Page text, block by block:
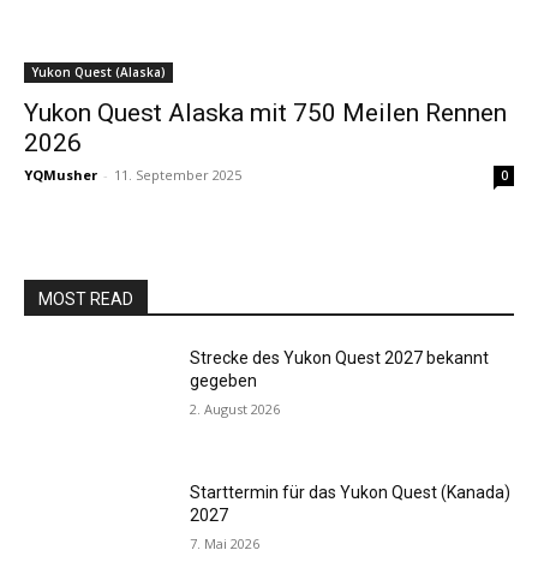
Yukon Quest (Alaska)
Yukon Quest Alaska mit 750 Meilen Rennen
2026
YQMusher - 11. September 2025 0
MOST READ
Strecke des Yukon Quest 2027 bekannt
gegeben
2. August 2026
Starttermin für das Yukon Quest (Kanada)
2027
7. Mai 2026